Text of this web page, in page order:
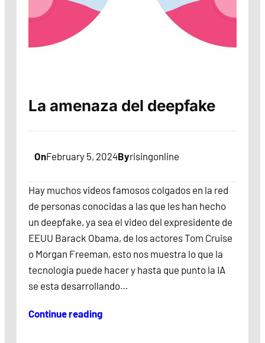
La amenaza del deepfake
OnFebruary 5, 2024Byrisingonline
Hay muchos videos famosos colgados en la red
de personas conocidas a las que les han hecho
un deepfake, ya sea el video del expresidente de
EEUU Barack Obama, de los actores Tom Cruise
o Morgan Freeman, esto nos muestra lo que la
tecnología puede hacer y hasta que punto la IA
se esta desarrollando…
Continue reading